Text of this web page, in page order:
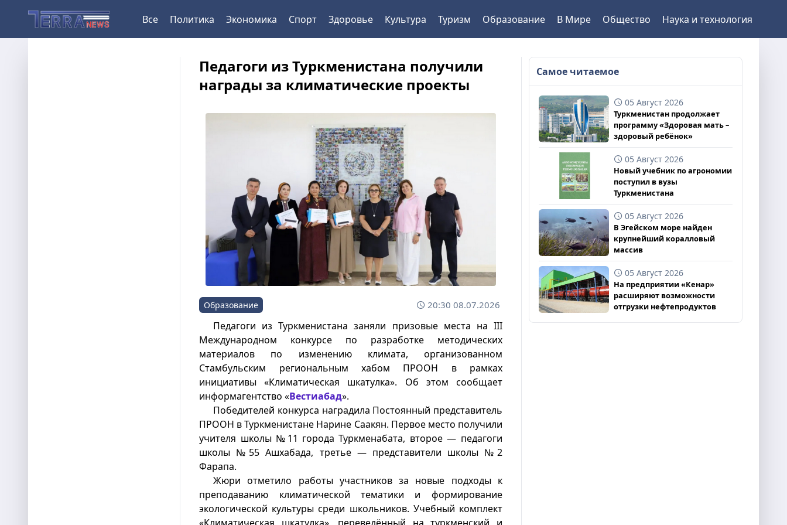
Все Политика Экономика Спорт Здоровье Культура Туризм Образование В Мире Общество Наука и технология
Педагоги из Туркменистана получили
награды за климатические проекты
Образование 20:30 08.07.2026
Педагоги из Туркменистана заняли призовые места на III
Международном конкурсе по разработке методических
материалов по изменению климата, организованном
Стамбульским региональным хабом ПРООН в рамках
инициативы «Климатическая шкатулка». Об этом сообщает
информагентство «Вестиабад».
Победителей конкурса наградила Постоянный представитель
ПРООН в Туркменистане Нарине Саакян. Первое место получили
учителя школы №11 города Туркменабата, второе — педагоги
школы №55 Ашхабада, третье — представители школы №2
Фарапа.
Жюри отметило работы участников за новые подходы к
преподаванию климатической тематики и формирование
экологической культуры среди школьников. Учебный комплект
Самое читаемое
05 Август 2026
Туркменистан продолжает
программу «Здоровая мать –
здоровый ребёнок»
05 Август 2026
Новый учебник по агрономии
поступил в вузы
Туркменистана
05 Август 2026
В Эгейском море найден
крупнейший коралловый
массив
05 Август 2026
На предприятии «Кенар»
расширяют возможности
отгрузки нефтепродуктов